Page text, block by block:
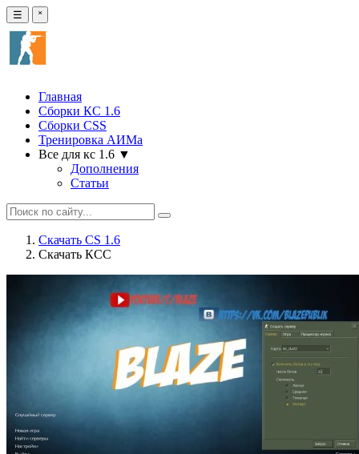
☰ ˟
Главная
Сборки КС 1.6
Сборки CSS
Тренировка АИМа
Все для кс 1.6 ▼
Дополнения
Статьи
Скачать CS 1.6
Скачать КСС